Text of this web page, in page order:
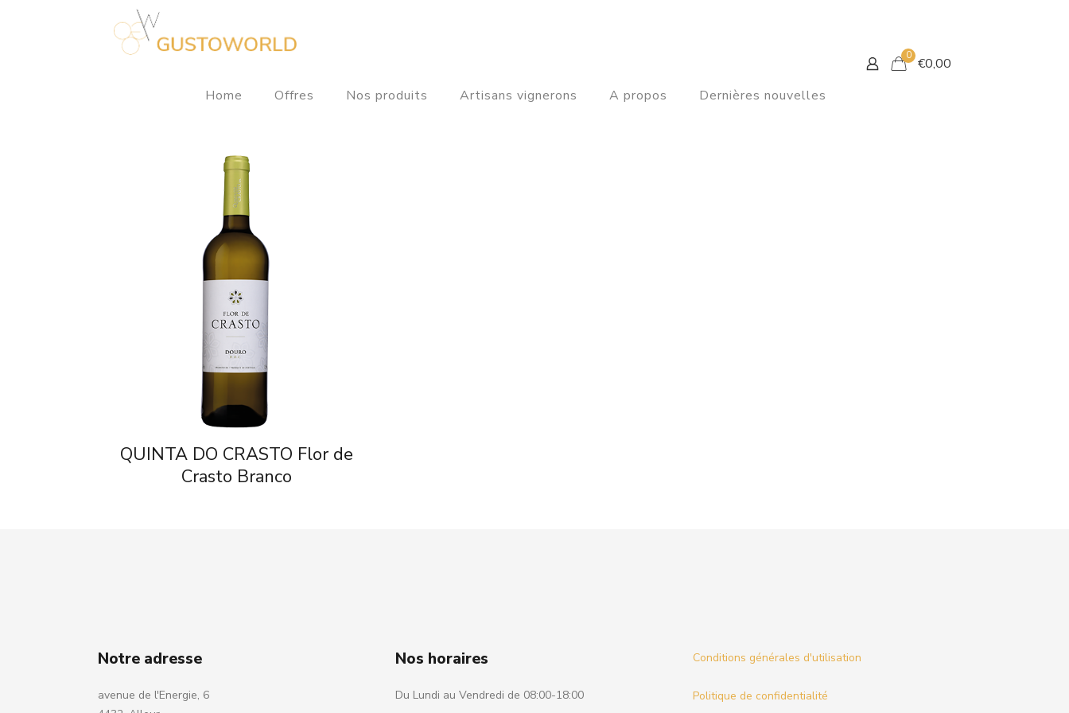
Home Offres Nos produits Artisans vignerons A propos Dernières nouvelles
0 €0,00
QUINTA DO CRASTO Flor de
Crasto Branco
Notre adresse
avenue de l'Energie, 6
Nos horaires
Du Lundi au Vendredi de 08:00-18:00
Conditions générales d'utilisation
Politique de confidentialité